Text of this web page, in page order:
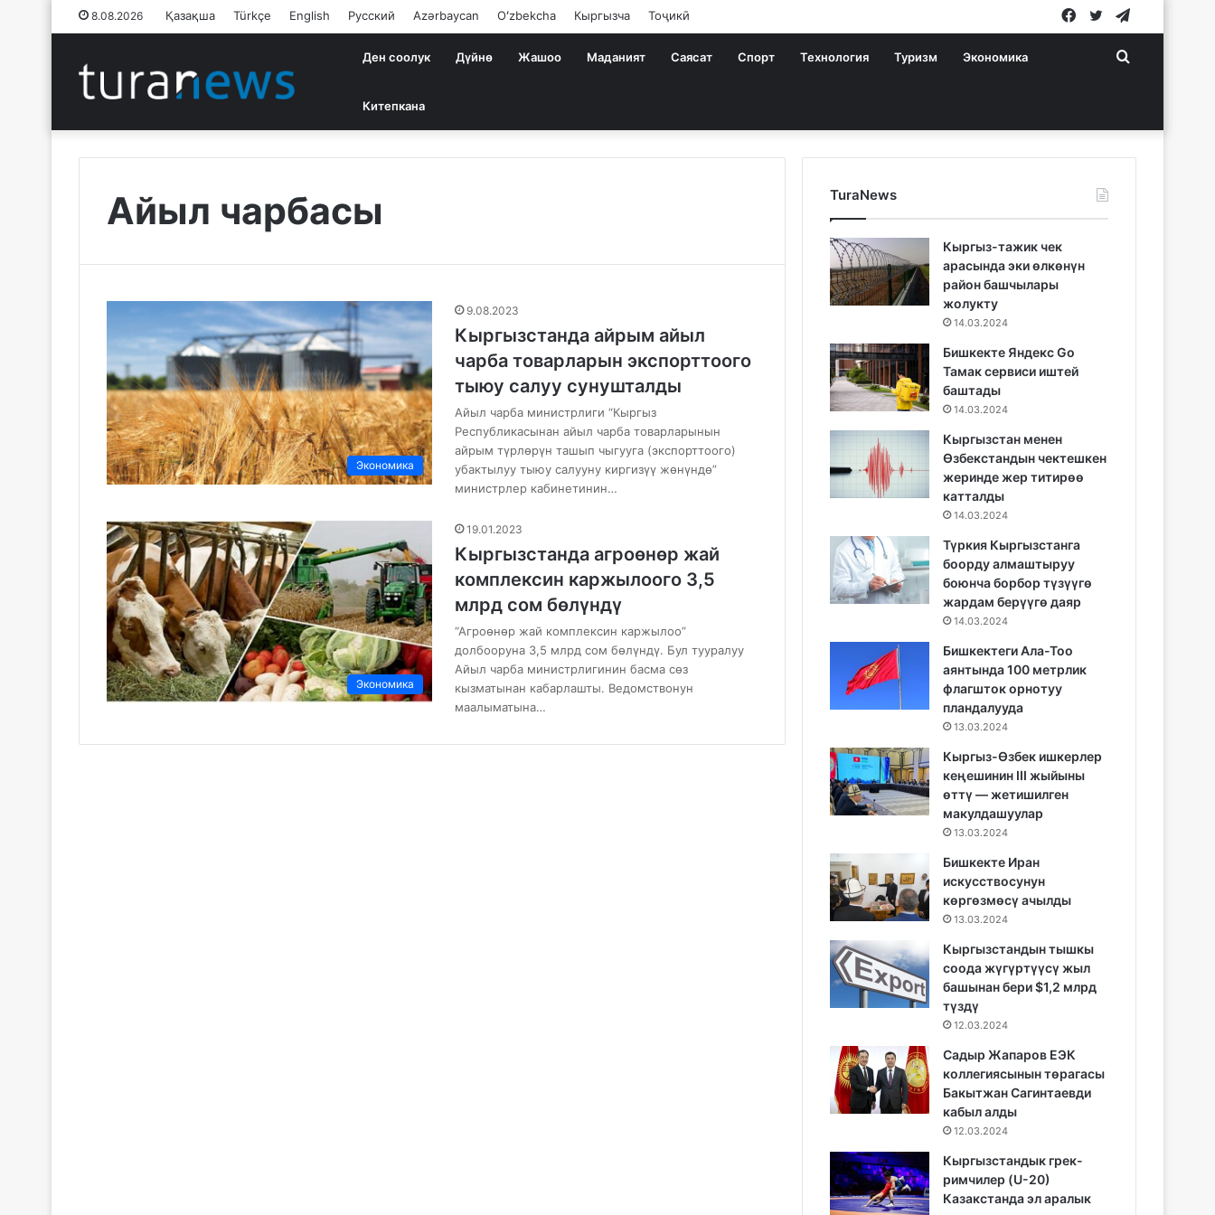
8.08.2026 Қазақша Türkçe English Русский Azərbaycan Oʻzbekcha Кыргызча Тоҷикӣ Twitter
Facebook
Ден соолук Дүйнө Жашоо Маданият Саясат Спорт Технология Туризм Экономика
Китепкана
Search
Айыл чарбасы
Экономика
9.08.2023
Кыргызстанда айрым айыл
чарба товарларын экспорттоого
тыюу салуу сунушталды
Айыл чарба министрлиги “Кыргыз
Республикасынан айыл чарба товарларынын
айрым түрлөрүн ташып чыгууга (экспорттоого)
убактылуу тыюу салууну киргизүү жөнүндө”
министрлер кабинетинин…
Экономика
19.01.2023
Кыргызстанда агроөнөр жай
комплексин каржылоого 3,5
млрд сом бөлүндү
“Агроөнөр жай комплексин каржылоо”
долбооруна 3,5 млрд сом бөлүндү. Бул тууралуу
Айыл чарба министрлигинин басма сөз
кызматынан кабарлашты. Ведомствонун
маалыматына…
TuraNews
Кыргыз-тажик чек
арасында эки өлкөнүн
район башчылары
жолукту
14.03.2024
Бишкекте Яндекс Go
Тамак сервиси иштей
баштады
14.03.2024
Кыргызстан менен
Өзбекстандын чектешкен
жеринде жер титирөө
катталды
14.03.2024
Түркия Кыргызстанга
боорду алмаштыруу
боюнча борбор түзүүгө
жардам берүүгө даяр
14.03.2024
Бишкектеги Ала-Тоо
аянтында 100 метрлик
флагшток орнотуу
пландалууда
13.03.2024
Кыргыз-Өзбек ишкерлер
кеңешинин III жыйыны
өттү — жетишилген
макулдашуулар
13.03.2024
Бишкекте Иран
искусствосунун
көргөзмөсү ачылды
13.03.2024
Кыргызстандын тышкы
соода жүгүртүүсү жыл
башынан бери $1,2 млрд
түздү
12.03.2024
Садыр Жапаров ЕЭК
коллегиясынын төрагасы
Бакытжан Сагинтаевди
кабыл алды
12.03.2024
Кыргызстандык грек-
римчилер (U-20)
Казакстанда эл аралык